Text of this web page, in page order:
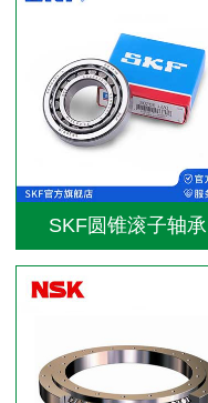
SKF圆锥滚子轴承